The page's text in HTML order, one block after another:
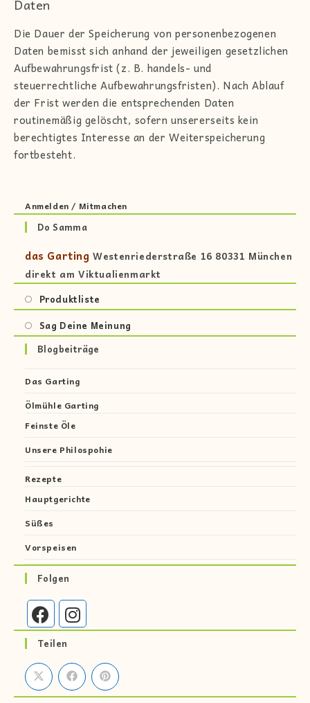
Daten
Die Dauer der Speicherung von personenbezogenen
Daten bemisst sich anhand der jeweiligen gesetzlichen
Aufbewahrungsfrist (z. B. handels- und
steuerrechtliche Aufbewahrungsfristen). Nach Ablauf
der Frist werden die entsprechenden Daten
routinemäßig gelöscht, sofern unsererseits kein
berechtigtes Interesse an der Weiterspeicherung
fortbesteht.
Anmelden / Mitmachen
Do Samma
das Garting Westenriederstraße 16 80331 München
direkt am Viktualienmarkt
Produktliste
Sag Deine Meinung
Blogbeiträge
Das Garting
Ölmühle Garting
Feinste Öle
Unsere Philospohie
Rezepte
Hauptgerichte
Süßes
Vorspeisen
Folgen
Teilen